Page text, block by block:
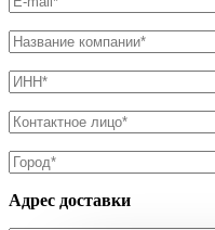
Адрес доставки